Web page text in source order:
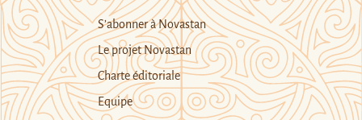
S’abonner à Novastan
Le projet Novastan
Charte éditoriale
Equipe